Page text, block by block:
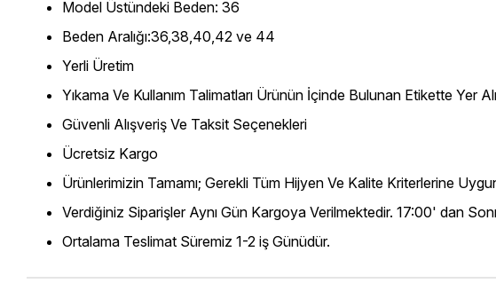
Model Üstündeki Beden: 36
Beden Aralığı:36,38,40,42 ve 44
Yerli Üretim
Yıkama Ve Kullanım Talimatları Ürünün İçinde Bulunan Etikette Yer
Güvenli Alışveriş Ve Taksit Seçenekleri
Ücretsiz Kargo
Ürünlerimizin Tamamı; Gerekli Tüm Hijyen Ve Kalite Kriterlerine
Verdiğiniz Siparişler Aynı Gün Kargoya Verilmektedir. 17:00' dan
Ortalama Teslimat Süremiz 1-2 iş Günüdür.